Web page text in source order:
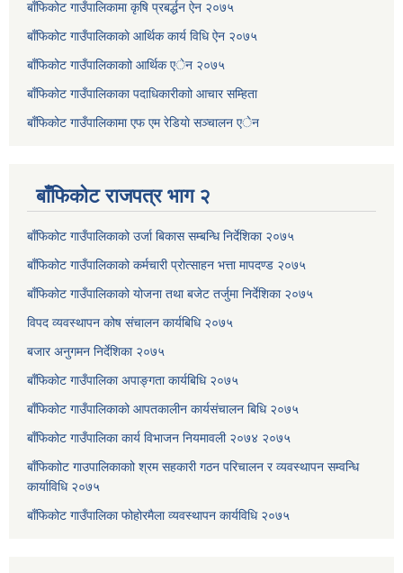
बाँफिकोट गाउँपालिकामा कृषि प्रबर्द्धन ऐन २०७५
बाँफिकोट गाउँपालिकाकाे आर्थिक कार्य विधि ऐन २०७५
बाँफिकोट गाउँपालिकाकाो आर्थिक एेन २०७५
बाँफिकोट गाउँपालिकाका पदाधिकारीकाो आचार सम्हिता
बाँफिकोट गाउँपालिकामा एफ एम रेडियाे सञ्चालन एेन
बाँफिकोट राजपत्र भाग २
बाँफिकोट गाउँपालिकाको उर्जा बिकास सम्बन्धि निर्देशिका २०७५
बाँफिकोट गाउँपालिकाको कर्मचारी प्रोत्साहन भत्ता मापदण्ड २०७५
बाँफिकोट गाउँपालिकाको योजना तथा बजेट तर्जुमा निर्देशिका २०७५
विपद व्यवस्थापन कोष संचालन कार्यबिधि २०७५
बजार अनुगमन निर्देशिका २०७५
बाँफिकोट गाउँपालिका अपाङ्गता कार्यबिधि २०७५
बाँफिकोट गाउँपालिकाको आपतकालीन कार्यसंचालन बिधि २०७५
बाँफिकोट गाउँपालिका कार्य विभाजन नियमावली २०७४ २०७५
बाँफिकाोट गाउपालिकाकाो श्रम सहकारी गठन परिचालन र व्यवस्थापन सम्वन्धि
कार्याविधि २०७५
बाँफिकोट गाउँपालिका फोहोरमैला व्यवस्थापन कार्यविधि २०७५